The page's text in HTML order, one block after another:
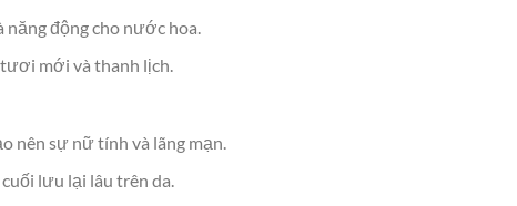
năng động cho nước hoa.
mới và thanh lịch.
nên sự nữ tính và lãng mạn.
lưu lại lâu trên da.